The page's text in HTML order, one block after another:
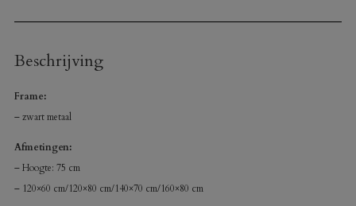
Beschrijving
Frame:
– zwart metaal
Afmetingen:
– Hoogte: 75 cm
– 120×60 cm/120×80 cm/140×70 cm/160×80 cm